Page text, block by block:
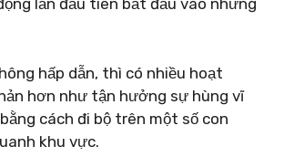
lần đầu tiên bắt đầu vào những
hấp dẫn, thì có nhiều hoạt
hơn như tận hưởng sự hùng vĩ
cách đi bộ trên một số con
khu vực.